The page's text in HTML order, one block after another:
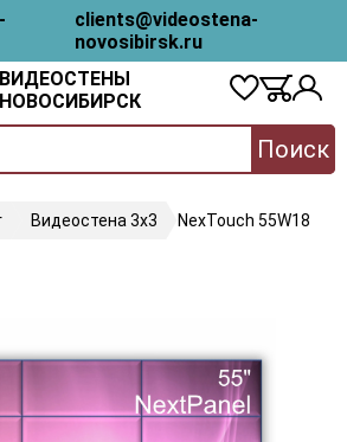
clients@videostena-
novosibirsk.ru
ВИДЕОСТЕНЫ
НОВОСИБИРСК
Поиск
Видеостена 3х3 NexTouch 55W18